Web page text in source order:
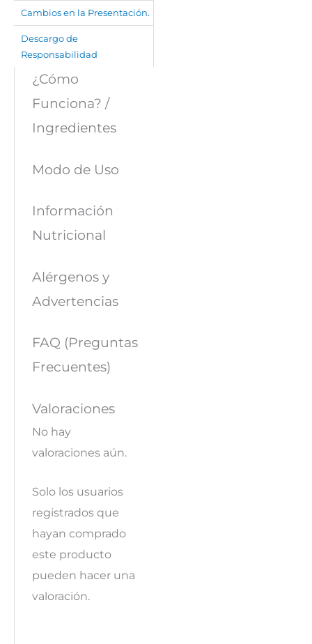
Cambios en la Presentación.
Descargo de
Responsabilidad
¿Cómo
Funciona? /
Ingredientes
Modo de Uso
Información
Nutricional
Alérgenos y
Advertencias
FAQ (Preguntas
Frecuentes)
Valoraciones
No hay
valoraciones aún.
Solo los usuarios
registrados que
hayan comprado
este producto
pueden hacer una
valoración.